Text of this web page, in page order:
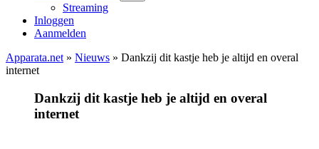
Streaming
Inloggen
Aanmelden
Apparata.net » Nieuws » Dankzij dit kastje heb je altijd en overal
internet
Dankzij dit kastje heb je altijd en overal
internet